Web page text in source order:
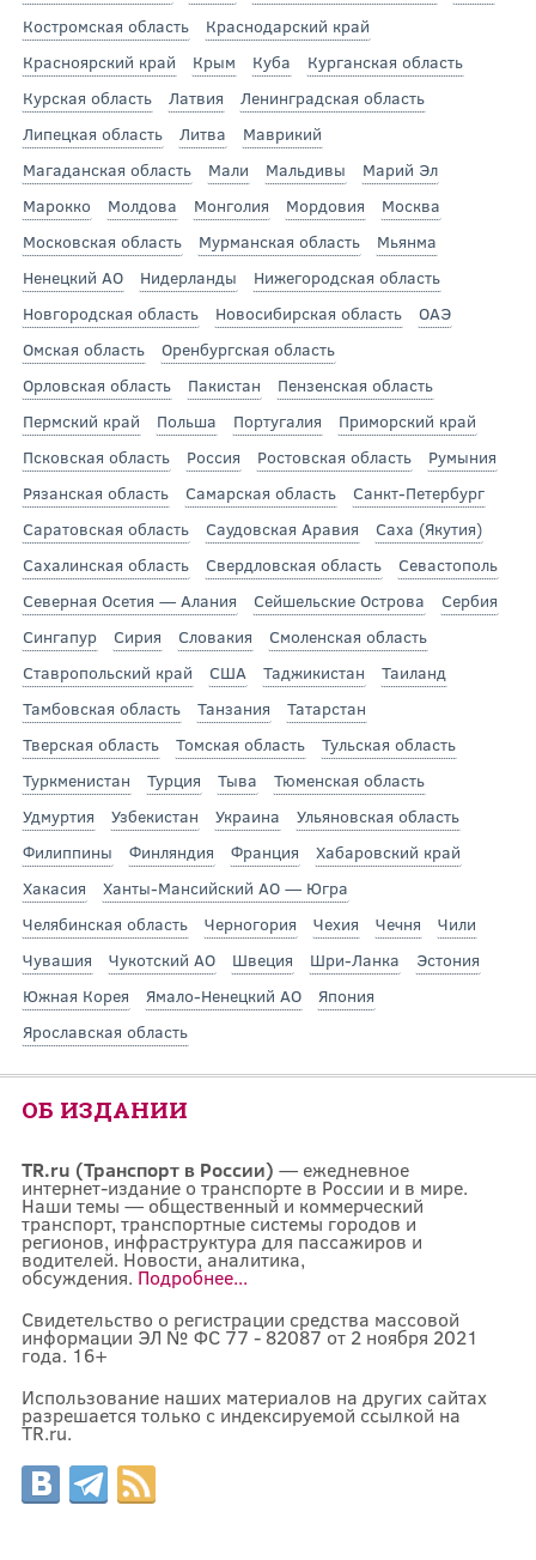
Костромская область
Краснодарский край
Красноярский край
Крым Куба
Курганская область
Курская область
Латвия
Ленинградская область
Липецкая область
Литва
Маврикий
Магаданская область
Мали Мальдивы
Марий Эл
Марокко
Молдова Монголия Мордовия
Москва
Московская область
Мурманская область
Мьянма
Ненецкий АО
Нидерланды
Нижегородская область
Новгородская область
Новосибирская область
ОАЭ
Омская область
Оренбургская область
Орловская область
Пакистан
Пензенская область
Пермский край
Польша Португалия
Приморский край
Псковская область
Россия Ростовская область
Румыния
Рязанская область
Самарская область
Санкт-Петербург
Саратовская область
Саудовская Аравия
Саха (Якутия)
Сахалинская область
Свердловская область
Севастополь
Северная Осетия — Алания
Сейшельские Острова
Сербия
Сингапур
Сирия Словакия
Смоленская область
Ставропольский край
США Таджикистан
Таиланд
Тамбовская область
Танзания
Татарстан
Тверская область
Томская область
Тульская область
Туркменистан
Турция Тыва
Тюменская область
Удмуртия
Узбекистан Украина
Ульяновская область
Филиппины
Финляндия Франция
Хабаровский край
Хакасия
Ханты-Мансийский АО — Югра
Челябинская область
Черногория Чехия Чечня
Чили
Чувашия
Чукотский АО Швеция Шри-Ланка
Эстония
Южная Корея
Ямало-Ненецкий АО
Япония
Ярославская область
ОБ ИЗДАНИИ
TR.ru (Транспорт в России) — ежедневное
интернет-издание о транспорте в России и в мире.
Наши темы — общественный и коммерческий
транспорт, транспортные системы городов и
регионов, инфраструктура для пассажиров и
водителей. Новости, аналитика,
обсуждения. Подробнее...
Свидетельство о регистрации средства массовой
информации ЭЛ № ФС 77 - 82087 от 2 ноября 2021
года. 16+
Использование наших материалов на других сайтах
разрешается только с индексируемой ссылкой на
TR.ru.